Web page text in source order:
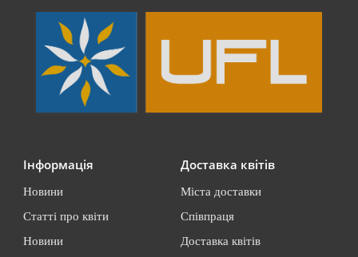
Інформація
Новини
Статті про квіти
Новини
Доставка квітів
Міста доставки
Співпраця
Доставка квітів